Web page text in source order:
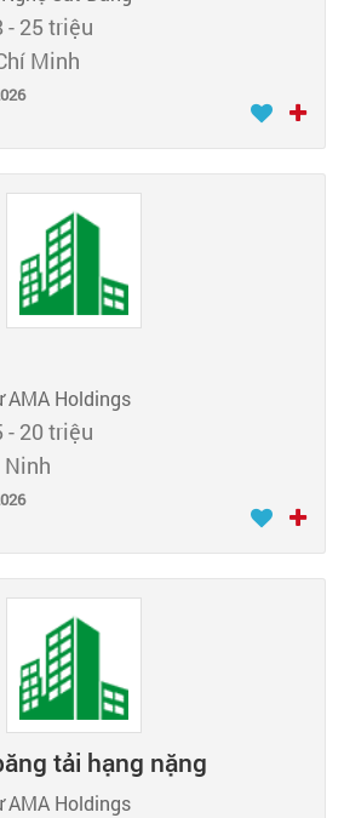
- 25 triệu
Minh
AMA Holdings
- 20 triệu
tải hạng nặng
AMA Holdings